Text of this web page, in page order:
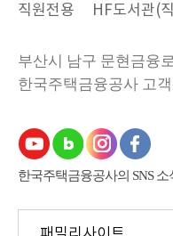
직원전용
HF도서관(
부산시 남구 문현금융
한국주택금융공사 고
한국주택금융공사의 SNS